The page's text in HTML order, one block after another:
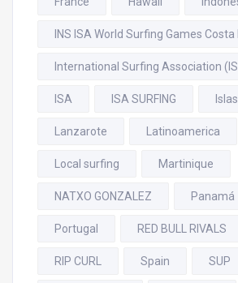
INS ISA World Surfing Games Costa
International Surfing Association
ISA ISA SURFING
Lanzarote Latinoamerica
Local surfing Martinique
NATXO GONZALEZ Panamá
Portugal RED BULL RIVALS
RIP CURL Spain SUP